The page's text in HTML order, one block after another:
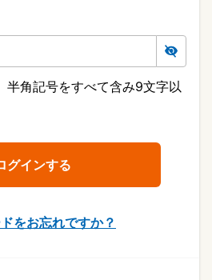
半角記号をすべて含み9文字以
をお忘れですか？